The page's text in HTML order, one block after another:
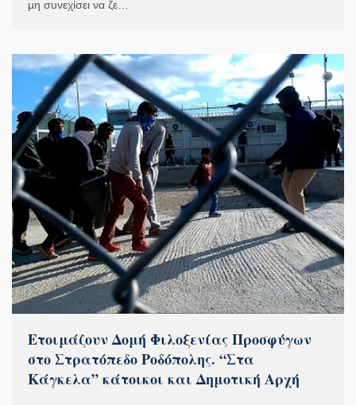
μη συνεχίσει να ζε…
Ετοιμάζουν Δομή Φιλοξενίας Προσφύγων
στο Στρατόπεδο Ροδόπολης. “Στα
Κάγκελα” κάτοικοι και Δημοτική Αρχή